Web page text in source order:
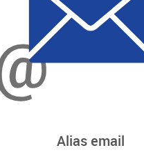
Alias email